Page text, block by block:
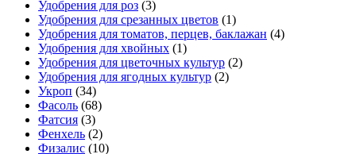
Удобрения для роз (3)
Удобрения для срезанных цветов (1)
Удобрения для томатов, перцев, баклажан (4)
Удобрения для хвойных (1)
Удобрения для цветочных культур (2)
Удобрения для ягодных культур (2)
Укроп (34)
Фасоль (68)
Фатсия (3)
Фенхель (2)
Физалис (10)